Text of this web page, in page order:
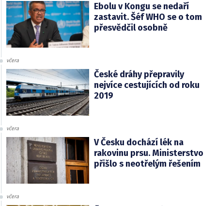
Ebolu v Kongu se nedaří
zastavit. Šéf WHO se o tom
přesvědčil osobně
včera
České dráhy přepravily
nejvíce cestujících od roku
2019
včera
V Česku dochází lék na
rakovinu prsu. Ministerstvo
přišlo s neotřelým řešením
včera